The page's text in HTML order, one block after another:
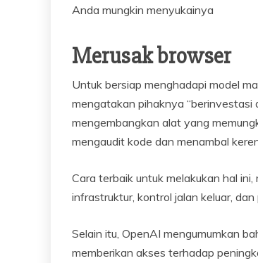
Anda mungkin menyukainya
Merusak browser
Untuk bersiap menghadapi model
mengatakan pihaknya “berinvestasi
mengembangkan alat yang
mengaudit kode dan menambal
Cara terbaik untuk melakukan hal
infrastruktur, kontrol jalan keluar,
Selain itu, OpenAI mengumumkan
memberikan akses terhadap